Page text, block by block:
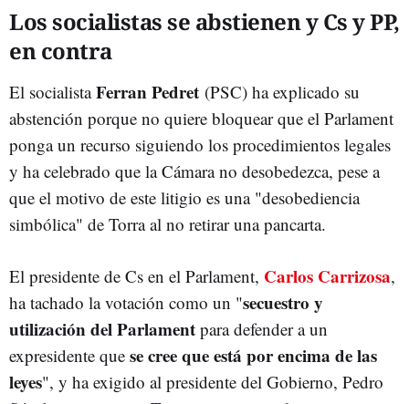
Los socialistas se abstienen y Cs y PP,
en contra
El socialistaFerran Pedret (PSC) ha explicado su
abstención porque no quiere bloquear que el Parlament
ponga un recurso siguiendo los procedimientos legales
y ha celebrado que la Cámara no desobedezca, pese a
que el motivo de este litigio es una "desobediencia
simbólica" de Torra al no retirar una pancarta.
El presidente de Cs en el Parlament, Carlos Carrizosa,
ha tachado la votación como un "secuestro y
utilización del Parlament para defender a un
expresidente que se cree que está por encima de las
leyes", y ha exigido al presidente del Gobierno, Pedro